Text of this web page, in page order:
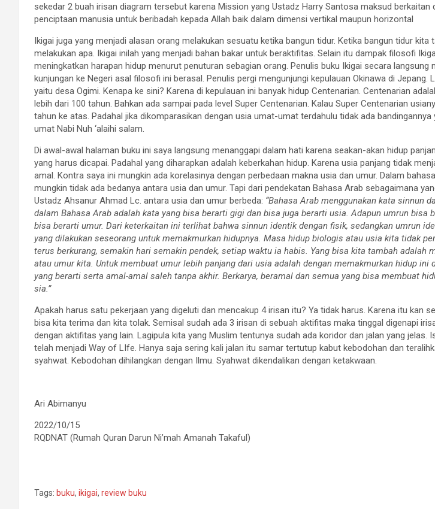
sekedar 2 buah irisan diagram tersebut karena Mission yang Ustadz Harry Santosa maksud berkaitan
penciptaan manusia untuk beribadah kepada Allah baik dalam dimensi vertikal maupun horizontal
Ikigai juga yang menjadi alasan orang melakukan sesuatu ketika bangun tidur. Ketika bangun tidur kita
melakukan apa. Ikigai inilah yang menjadi bahan bakar untuk beraktifitas. Selain itu dampak filosofi
meningkatkan harapan hidup menurut penuturan sebagian orang. Penulis buku Ikigai secara langsung
kunjungan ke Negeri asal filosofi ini berasal. Penulis pergi mengunjungi kepulauan Okinawa di Jepang.
yaitu desa Ogimi. Kenapa ke sini? Karena di kepulauan ini banyak hidup Centenarian. Centenarian
lebih dari 100 tahun. Bahkan ada sampai pada level Super Centenarian. Kalau Super Centenarian
tahun ke atas. Padahal jika dikomparasikan dengan usia umat-umat terdahulu tidak ada bandingannya
umat Nabi Nuh ‘alaihi salam.
Di awal-awal halaman buku ini saya langsung menanggapi dalam hati karena seakan-akan hidup
yang harus dicapai. Padahal yang diharapkan adalah keberkahan hidup. Karena usia panjang tidak
amal. Kontra saya ini mungkin ada korelasinya dengan perbedaan makna usia dan umur. Dalam
mungkin tidak ada bedanya antara usia dan umur. Tapi dari pendekatan Bahasa Arab sebagaimana
Ustadz Ahsanur Ahmad Lc. antara usia dan umur berbeda: “Bahasa Arab menggunakan kata sinnun
dalam Bahasa Arab adalah kata yang bisa berarti gigi dan bisa juga berarti usia. Adapun umrun bisa
bisa berarti umur. Dari keterkaitan ini terlihat bahwa sinnun identik dengan fisik, sedangkan umrun
yang dilakukan seseorang untuk memakmurkan hidupnya. Masa hidup biologis atau usia kita tidak
terus berkurang, semakin hari semakin pendek, setiap waktu ia habis. Yang bisa kita tambah adalah
atau umur kita. Untuk membuat umur lebih panjang dari usia adalah dengan memakmurkan hidup ini
yang berarti serta amal-amal saleh tanpa akhir. Berkarya, beramal dan semua yang bisa membuat
sia.”
Apakah harus satu pekerjaan yang digeluti dan mencakup 4 irisan itu? Ya tidak harus. Karena itu kan
bisa kita terima dan kita tolak. Semisal sudah ada 3 irisan di sebuah aktifitas maka tinggal digenapi
dengan aktifitas yang lain. Lagipula kita yang Muslim tentunya sudah ada koridor dan jalan yang jelas.
telah menjadi Way of LIfe. Hanya saja sering kali jalan itu samar tertutup kabut kebodohan dan
syahwat. Kebodohan dihilangkan dengan Ilmu. Syahwat dikendalikan dengan ketakwaan.
Ari Abimanyu
2022/10/15
RQDNAT (Rumah Quran Darun Ni’mah Amanah Takaful)
Tags: buku, ikigai, review buku